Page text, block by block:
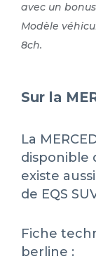
avec un
Modèle
8ch.
Sur la
La
disponible
existe
de EQS
Fiche
berline :